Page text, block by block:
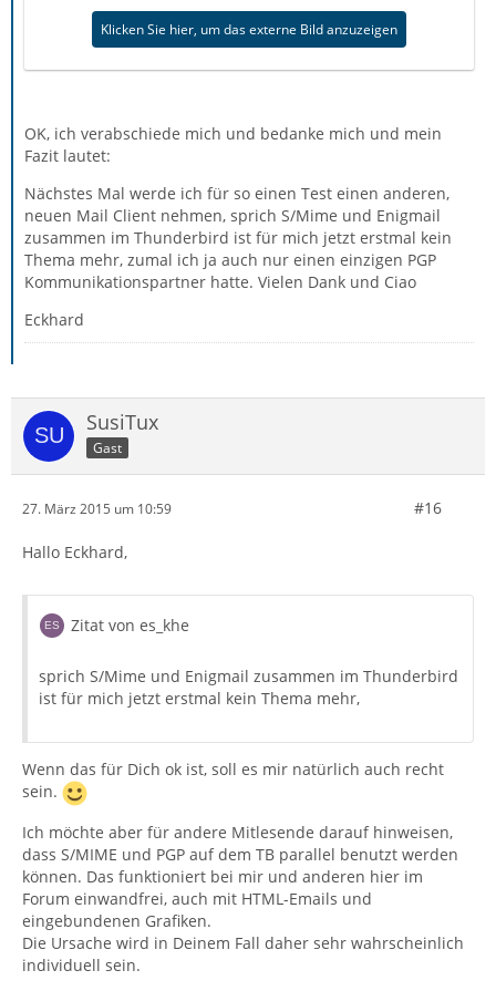
Klicken Sie hier, um das externe Bild anzuzeigen
OK, ich verabschiede mich und bedanke mich und mein
Fazit lautet:
Nächstes Mal werde ich für so einen Test einen anderen,
neuen Mail Client nehmen, sprich S/Mime und Enigmail
zusammen im Thunderbird ist für mich jetzt erstmal kein
Thema mehr, zumal ich ja auch nur einen einzigen PGP
Kommunikationspartner hatte. Vielen Dank und Ciao
Eckhard
SusiTux
Gast
27. März 2015 um 10:59 #16
Hallo Eckhard,
Zitat von es_khe
sprich S/Mime und Enigmail zusammen im Thunderbird
ist für mich jetzt erstmal kein Thema mehr,
Wenn das für Dich ok ist, soll es mir natürlich auch recht
sein.
Ich möchte aber für andere Mitlesende darauf hinweisen,
dass S/MIME und PGP auf dem TB parallel benutzt werden
können. Das funktioniert bei mir und anderen hier im
Forum einwandfrei, auch mit HTML-Emails und
eingebundenen Grafiken.
Die Ursache wird in Deinem Fall daher sehr wahrscheinlich
individuell sein.